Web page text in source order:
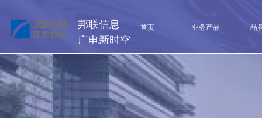
邦联信息
广电新时空
首页 业务产品 品